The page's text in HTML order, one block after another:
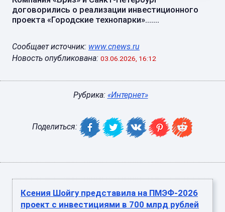
договорились о реализации инвестиционного
проекта «Городские технопарки».......
Сообщает источник: www.cnews.ru
Новость опубликована: 03.06.2026, 16:12
Рубрика: «Интернет»
Поделиться:
Ксения Шойгу представила на ПМЭФ-2026
проект с инвестициями в 700 млрд рублей